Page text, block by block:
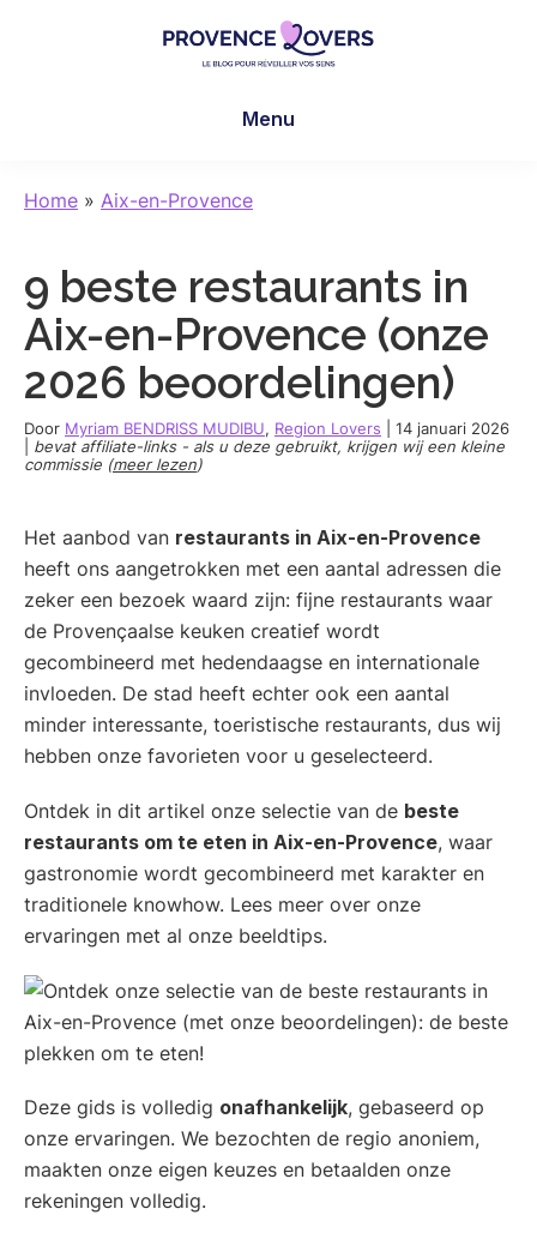
in
-
blog
van
en
Manu
Menu
Home » Aix-en-Provence
9 beste restaurants in
Aix-en-Provence (onze
2026 beoordelingen)
Door Myriam BENDRISS MUDIBU, Region Lovers
14 januari 2026
bevat affiliate-links - als u deze gebruikt, krijgen wij een kleine
commissie (meer lezen)
Het aanbod van restaurants in Aix-en-Provence
heeft ons aangetrokken met een aantal adressen die
zeker een bezoek waard zijn: fijne restaurants waar
de Provençaalse keuken creatief wordt
gecombineerd met hedendaagse en internationale
invloeden. De stad heeft echter ook een aantal
minder interessante, toeristische restaurants, dus wij
hebben onze favorieten voor u geselecteerd.
Ontdek in dit artikel onze selectie van de beste
restaurants om te eten in Aix-en-Provence, waar
gastronomie wordt gecombineerd met karakter en
traditionele knowhow. Lees meer over onze
ervaringen met al onze beeldtips.
Deze gids is volledig onafhankelijk, gebaseerd op
onze ervaringen. We bezochten de regio anoniem,
maakten onze eigen keuzes en betaalden onze
rekeningen volledig.